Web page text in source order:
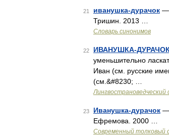
21 иванушка-дурачок —
Тришин. 2013 …
Словарь синонимов
22 ИВАНУШКА-ДУРАЧОК
уменьшительно
Иван (см. русские
(см.&#8230; …
Лингвострановедческий
23 Иванушка-дурачок —
Ефремова. 2000 …
Современный толковый